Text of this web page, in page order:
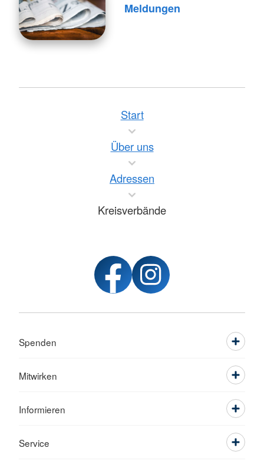
Meldungen
Start
Über uns
Adressen
Kreisverbände
Spenden
Mitwirken
Informieren
Service